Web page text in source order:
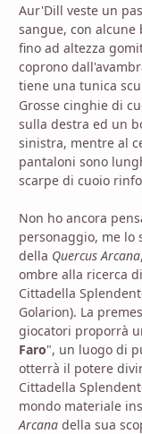
Aur'Dill veste un
sangue, con
fino ad altezza
coprono
tiene una tunica
Grosse cinghie di
sulla destra ed un
sinistra, mentre al
pantaloni sono
scarpe di cuoio
Non ho ancora
personaggio, me lo
della Quercus Arcana
ombre alla ricerca
Cittadella
Golarion). La
giocatori proporrà
Faro", un luogo di
otterrà il potere
Cittadella
mondo materiale
Arcana della sua